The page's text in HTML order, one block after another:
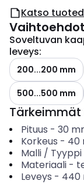
Katso
Vaihtoehdot
Soveltuvan
leveys:
200...200 mm
500...500 mm
Pituus - 30
Korkeus - 40
Malli / Tyyppi
Materiaali-
Leveys - 440